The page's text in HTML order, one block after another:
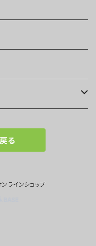
る
ラインショップ